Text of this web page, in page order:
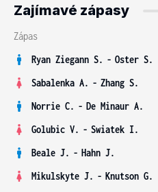
Zajímavé zápasy
Zápas
Ryan Ziegann S. - Oster S.
Sabalenka A. - Zhang S.
Norrie C. - De Minaur A.
Golubic V. - Swiatek I.
Beale J. - Hahn J.
Mikulskyte J. - Knutson G.